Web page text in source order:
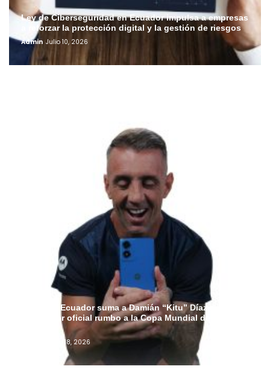
Ley de Ciberseguridad en Ecuador impulsa a empresas
a reforzar la protección digital y la gestión de riesgos
Admin Julio 10, 2026
Motorola Ecuador suma a Damián “Kitu” Díaz como
embajador oficial rumbo a la Copa Mundial de la FIFA
Junio 18, 2026